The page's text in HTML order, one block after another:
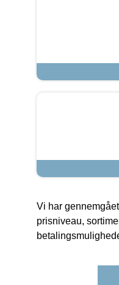
Vi har
prisniveau,